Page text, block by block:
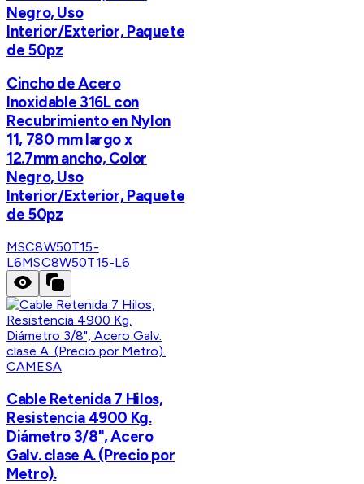
Negro, Uso
Interior/Exterior, Paquete
de 50pz
Cincho de Acero
Inoxidable 316L con
Recubrimiento en Nylon
11, 780 mm largo x
12.7mm ancho, Color
Negro, Uso
Interior/Exterior, Paquete
de 50pz
MSC8W50T15-
L6MSC8W50T15-L6
CAMESA
Cable Retenida 7 Hilos,
Resistencia 4900 Kg.
Diámetro 3/8", Acero
Galv. clase A. (Precio por
Metro).